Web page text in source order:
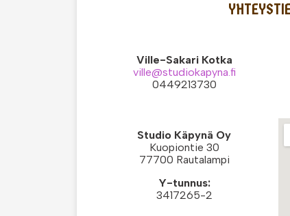
Ville-Sakari Kotka
ville@studiokapyna.fi
0449213730
Studio Käpynä Oy
Kuopiontie 30
77700 Rautalampi
Y-tunnus:
3417265-2